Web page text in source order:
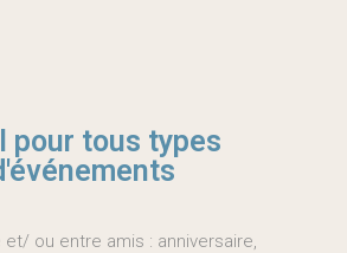
pour tous types
et/ ou entre amis : anniversaire,